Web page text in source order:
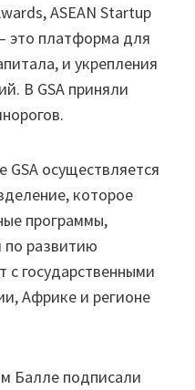
ASEAN Startup
это платформа для
и укрепления
В GSA приняли
GSA осуществляется
которое
программы,
по развитию
с государственными
Африке и регионе
Балле подписали